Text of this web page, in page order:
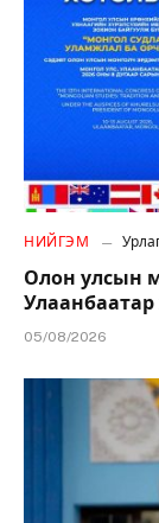
НИЙГЭМ
Олон улсын
05/08/2026